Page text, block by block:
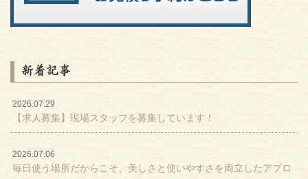
新着記事
2026.07.29
【求人募集】現場スタッフを募集しています！
2026.07.06
毎日使う場所だからこそ、美しさと使いやすさを両立したアプロ